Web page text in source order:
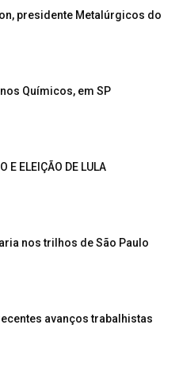
presidente Metalúrgicos do
Químicos, em SP
E ELEIÇÃO DE LULA
nos trilhos de São Paulo
avanços trabalhistas